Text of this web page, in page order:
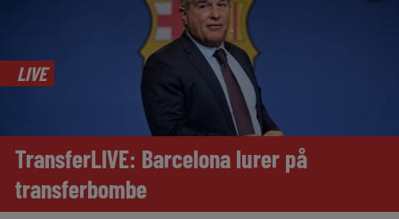
LIVE
TransferLIVE: Barcelona lurer på
transferbombe